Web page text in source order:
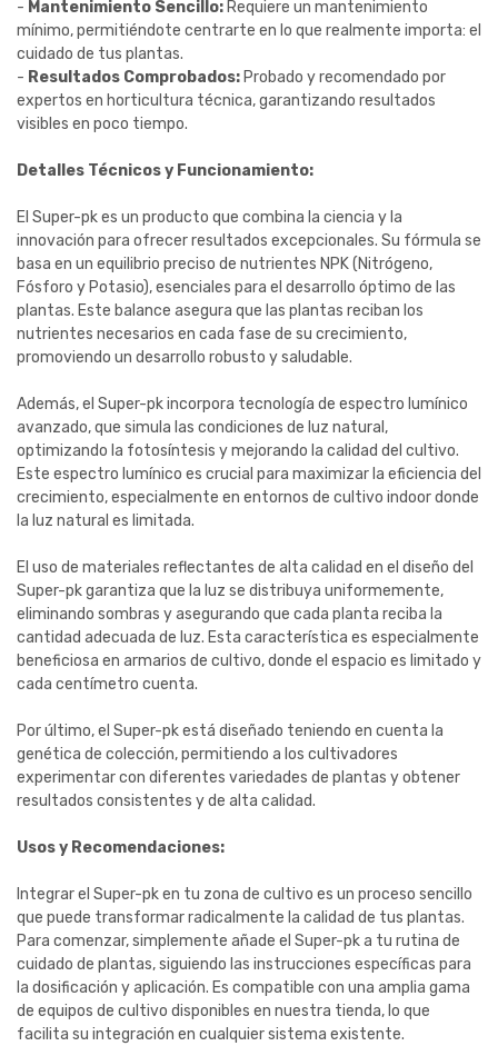
- Mantenimiento Sencillo:Requiere un mantenimiento
mínimo, permitiéndote centrarte en lo que realmente importa: el
cuidado de tus plantas.
- Resultados Comprobados:Probado y recomendado por
expertos en horticultura técnica, garantizando resultados
visibles en poco tiempo.
Detalles Técnicos y Funcionamiento:
El Super-pk es un producto que combina la ciencia y la
innovación para ofrecer resultados excepcionales. Su fórmula se
basa en un equilibrio preciso de nutrientes NPK (Nitrógeno,
Fósforo y Potasio), esenciales para el desarrollo óptimo de las
plantas. Este balance asegura que las plantas reciban los
nutrientes necesarios en cada fase de su crecimiento,
promoviendo un desarrollo robusto y saludable.
Además, el Super-pk incorpora tecnología de espectro lumínico
avanzado, que simula las condiciones de luz natural,
optimizando la fotosíntesis y mejorando la calidad del cultivo.
Este espectro lumínico es crucial para maximizar la eficiencia del
crecimiento, especialmente en entornos de cultivo indoor donde
la luz natural es limitada.
El uso de materiales reflectantes de alta calidad en el diseño del
Super-pk garantiza que la luz se distribuya uniformemente,
eliminando sombras y asegurando que cada planta reciba la
cantidad adecuada de luz. Esta característica es especialmente
beneficiosa en armarios de cultivo, donde el espacio es limitado y
cada centímetro cuenta.
Por último, el Super-pk está diseñado teniendo en cuenta la
genética de colección, permitiendo a los cultivadores
experimentar con diferentes variedades de plantas y obtener
resultados consistentes y de alta calidad.
Usos y Recomendaciones:
Integrar el Super-pk en tu zona de cultivo es un proceso sencillo
que puede transformar radicalmente la calidad de tus plantas.
Para comenzar, simplemente añade el Super-pk a tu rutina de
cuidado de plantas, siguiendo las instrucciones específicas para
la dosificación y aplicación. Es compatible con una amplia gama
de equipos de cultivo disponibles en nuestra tienda, lo que
facilita su integración en cualquier sistema existente.